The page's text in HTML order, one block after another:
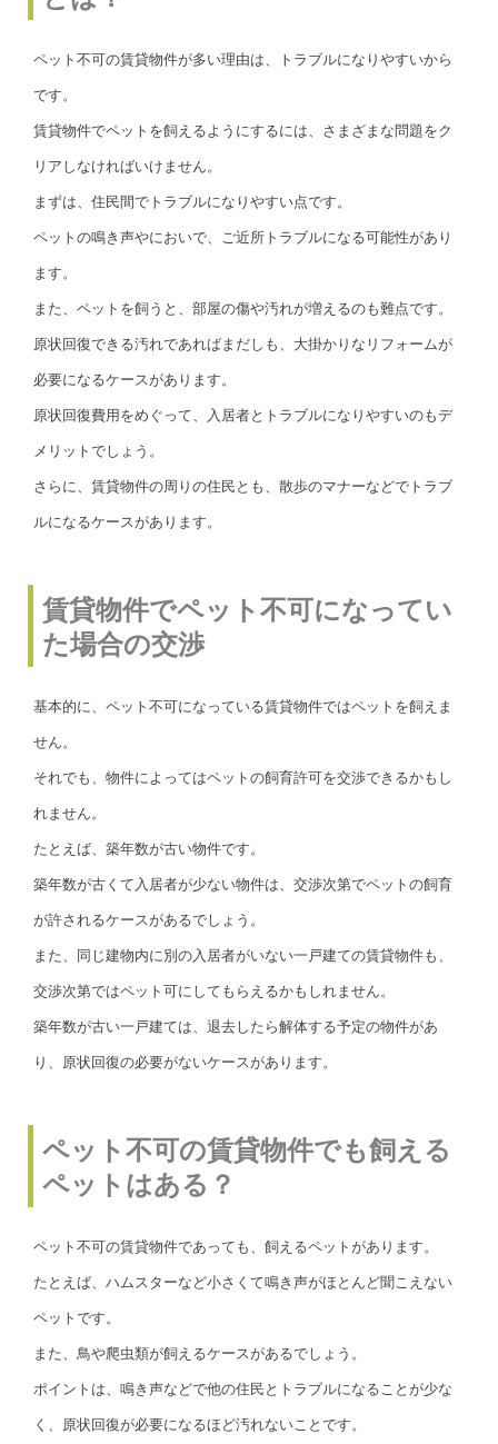
ペット不可の賃貸物件が多い理由は、トラブルになりやすいから
です。
賃貸物件でペットを飼えるようにするには、さまざまな問題をク
リアしなければいけません。
まずは、住民間でトラブルになりやすい点です。
ペットの鳴き声やにおいで、ご近所トラブルになる可能性があり
ます。
また、ペットを飼うと、部屋の傷や汚れが増えるのも難点です。
原状回復できる汚れであればまだしも、大掛かりなリフォームが
必要になるケースがあります。
原状回復費用をめぐって、入居者とトラブルになりやすいのもデ
メリットでしょう。
さらに、賃貸物件の周りの住民とも、散歩のマナーなどでトラブ
ルになるケースがあります。
賃貸物件でペット不可になってい
た場合の交渉
基本的に、ペット不可になっている賃貸物件ではペットを飼えま
せん。
それでも、物件によってはペットの飼育許可を交渉できるかもし
れません。
たとえば、築年数が古い物件です。
築年数が古くて入居者が少ない物件は、交渉次第でペットの飼育
が許されるケースがあるでしょう。
また、同じ建物内に別の入居者がいない一戸建ての賃貸物件も、
交渉次第ではペット可にしてもらえるかもしれません。
築年数が古い一戸建ては、退去したら解体する予定の物件があ
り、原状回復の必要がないケースがあります。
ペット不可の賃貸物件でも飼える
ペットはある？
ペット不可の賃貸物件であっても、飼えるペットがあります。
たとえば、ハムスターなど小さくて鳴き声がほとんど聞こえない
ペットです。
また、鳥や爬虫類が飼えるケースがあるでしょう。
ポイントは、鳴き声などで他の住民とトラブルになることが少な
く、原状回復が必要になるほど汚れないことです。